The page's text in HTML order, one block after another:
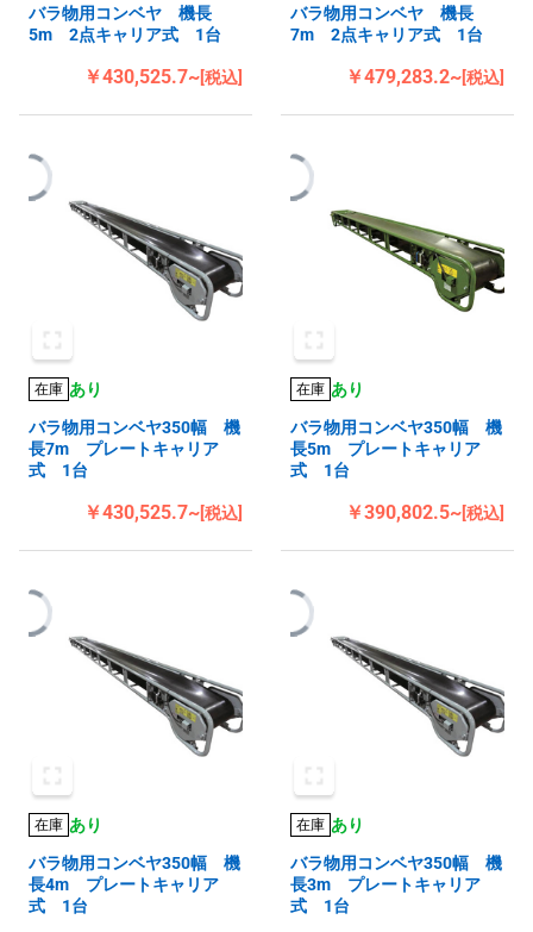
バラ物用コンベヤ 機長
5m 2点キャリア式 1台
￥430,525.7~[税込]
バラ物用コンベヤ 機長
7m 2点キャリア式 1台
￥479,283.2~[税込]
在庫 あり
バラ物用コンベヤ350幅 機
長7m プレートキャリア
式 1台
￥430,525.7~[税込]
在庫 あり
バラ物用コンベヤ350幅 機
長5m プレートキャリア
式 1台
￥390,802.5~[税込]
在庫 あり
バラ物用コンベヤ350幅 機
長4m プレートキャリア
式 1台
在庫 あり
バラ物用コンベヤ350幅 機
長3m プレートキャリア
式 1台